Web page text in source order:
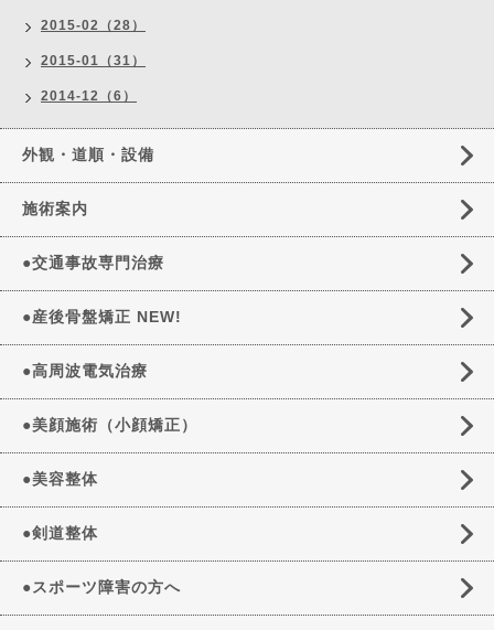
2015-02（28）
2015-01（31）
2014-12（6）
外観・道順・設備
施術案内
●交通事故専門治療
●産後骨盤矯正 NEW!
●高周波電気治療
●美顔施術（小顔矯正）
●美容整体
●剣道整体
●スポーツ障害の方へ